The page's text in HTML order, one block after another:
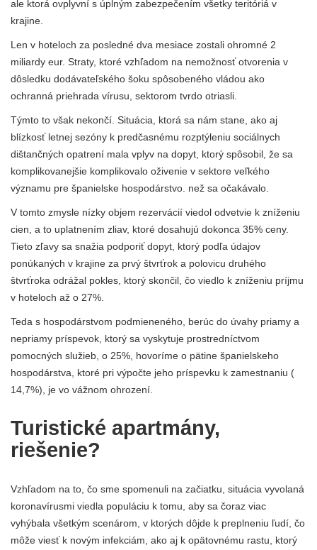
ale ktorá ovplyvní s úplným zabezpečením všetky teritóriá v
krajine.
Len v hoteloch za posledné dva mesiace zostali ohromné ​​2
miliardy eur. Straty, ktoré vzhľadom na nemožnosť otvorenia v
dôsledku dodávateľského šoku spôsobeného vládou ako
ochranná priehrada vírusu, sektorom tvrdo otriasli.
Týmto to však nekončí. Situácia, ktorá sa nám stane, ako aj
blízkosť letnej sezóny k predčasnému rozptýleniu sociálnych
dištančných opatrení mala vplyv na dopyt, ktorý spôsobil, že sa
komplikovanejšie komplikovalo oživenie v sektore veľkého
významu pre španielske hospodárstvo. než sa očakávalo.
V tomto zmysle nízky objem rezervácií viedol odvetvie k zníženiu
cien, a to uplatnením zliav, ktoré dosahujú dokonca 35% ceny.
Tieto zľavy sa snažia podporiť dopyt, ktorý podľa údajov
ponúkaných v krajine za prvý štvrťrok a polovicu druhého
štvrťroka odrážal pokles, ktorý skončil, čo viedlo k zníženiu príjmu
v hoteloch až o 27%.
Teda s hospodárstvom podmieneného, ​​berúc do úvahy priamy a
nepriamy príspevok, ktorý sa vyskytuje prostredníctvom
pomocných služieb, o 25%, hovoríme o pätine španielskeho
hospodárstva, ktoré pri výpočte jeho príspevku k zamestnaniu (
14,7%), je vo vážnom ohrození.
Turistické apartmány,
riešenie?
Vzhľadom na to, čo sme spomenuli na začiatku, situácia vyvolaná
koronavírusmi viedla populáciu k tomu, aby sa čoraz viac
vyhýbala všetkým scenárom, v ktorých dôjde k preplneniu ľudí, čo
môže viesť k novým infekciám, ako aj k opätovnému rastu, ktorý